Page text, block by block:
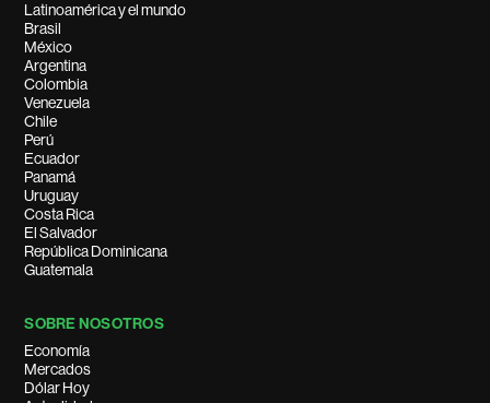
Latinoamérica y el mundo
Brasil
México
Argentina
Colombia
Venezuela
Chile
Perú
Ecuador
Panamá
Uruguay
Costa Rica
El Salvador
República Dominicana
Guatemala
SOBRE NOSOTROS
Economía
Mercados
Dólar Hoy